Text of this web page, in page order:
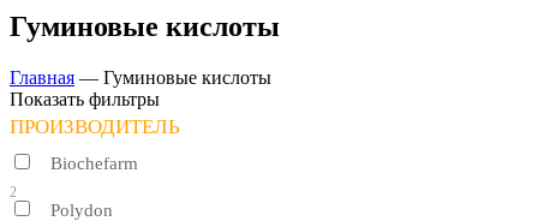
Гуминовые кислоты
Главная — Гуминовые кислоты
Показать фильтры
ПРОИЗВОДИТЕЛЬ
Biochefarm
2
Polydon